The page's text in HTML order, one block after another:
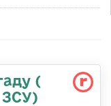
(
ЗСУ)